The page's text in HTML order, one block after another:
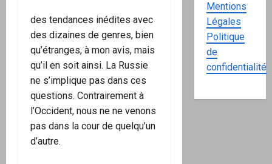
des tendances inédites avec
des dizaines de genres, bien
qu’étranges, à mon avis, mais
qu’il en soit ainsi. La Russie
ne s’implique pas dans ces
questions. Contrairement à
l’Occident, nous ne ne venons
pas dans la cour de quelqu’un
d’autre.
Mentions
Légales
Politique
de
confidentialité